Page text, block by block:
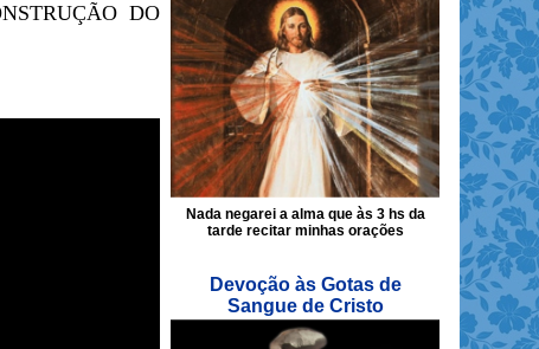
DO
Nada negarei a alma que às 3 hs da
tarde recitar minhas orações
Devoção às Gotas de
Sangue de Cristo